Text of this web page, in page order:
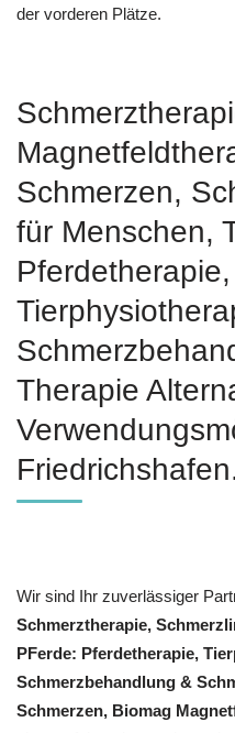
der vorderen Plätze.
Schmerzen,
für Menschen,
Pferdetherapie,
Therapie
Wir sind Ihr zuverlässiger
Schmerztherapie,
PFerde: Pferdetherapie,
Schmerzbehandlung &
Schmerzen, Biomag